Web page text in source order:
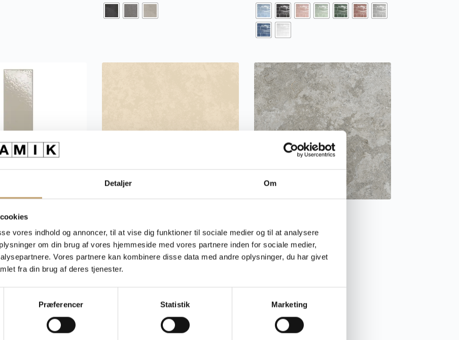
Detaljer Om
vores indhold og annoncer, til at vise dig funktioner til sociale medier og til at analysere
om din brug af vores hjemmeside med vores partnere inden for sociale medier,
Vores partnere kan kombinere disse data med andre oplysninger, du har givet
fra din brug af deres tjenester.
Præferencer Statistik Marketing
– Sildebensfliser
kr.pr. m²
Pris fra:500,00kr. pr. m²
Pris fra:340,00kr.pr. m²